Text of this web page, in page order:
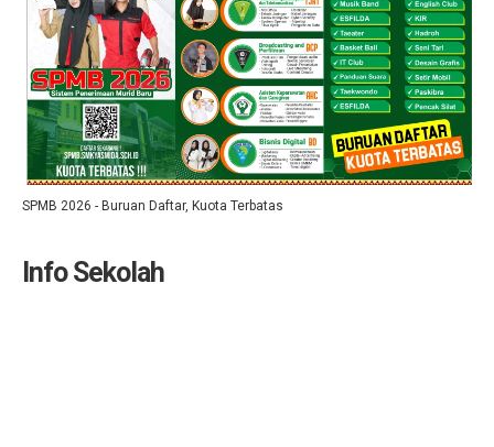
SPMB 2026 - Buruan Daftar, Kuota Terbatas
Info Sekolah